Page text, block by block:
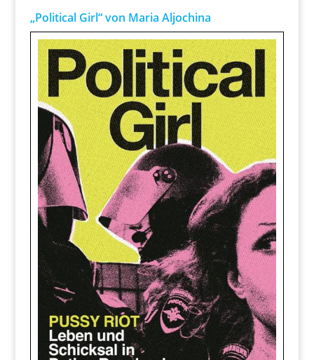
„Political Girl“ von Maria Aljochina